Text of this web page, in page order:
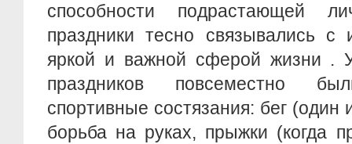
способности подрастающей
праздники тесно связывались с
яркой и важной сферой жизни .
праздников повсеместно
спортивные состязания: бег (один
борьба на руках, прыжки (когда